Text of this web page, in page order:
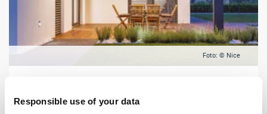
Responsible use of your data
Foto: © Nice